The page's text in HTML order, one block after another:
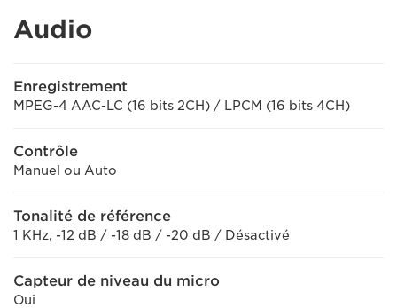
Audio
Enregistrement
MPEG-4 AAC-LC (16 bits 2CH) / LPCM (16 bits 4CH)
Contrôle
Manuel ou Auto
Tonalité de référence
1 KHz, -12 dB / -18 dB / -20 dB / Désactivé
Capteur de niveau du micro
Oui